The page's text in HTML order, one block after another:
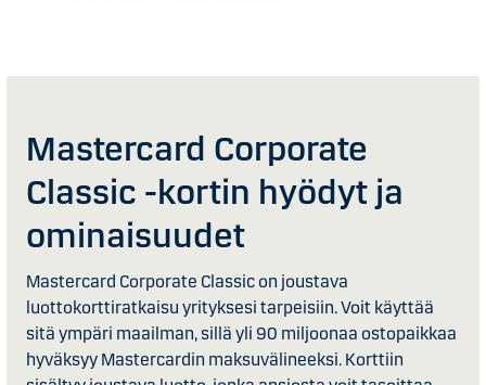
Mastercard Corporate
Classic -kortin hyödyt ja
ominaisuudet
Mastercard Corporate Classic on joustava
luottokorttiratkaisu yrityksesi tarpeisiin. Voit käyttää
sitä ympäri maailman, sillä yli 90 miljoonaa ostopaikkaa
hyväksyy Mastercardin maksuvälineeksi. Korttiin